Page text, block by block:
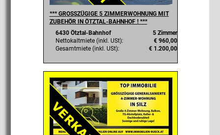
*** GROSSZÜGIGE 5 ZIMMERWOHNUNG MIT
ZUBEHÖR IN ÖTZTAL-BAHNHOF ! ***
5 Zimmer
6430 Ötztal-Bahnhof
Nettokaltmiete (inkl. USt):
€ 960,00
Gesamtmiete (inkl. USt):
€ 1.200,00